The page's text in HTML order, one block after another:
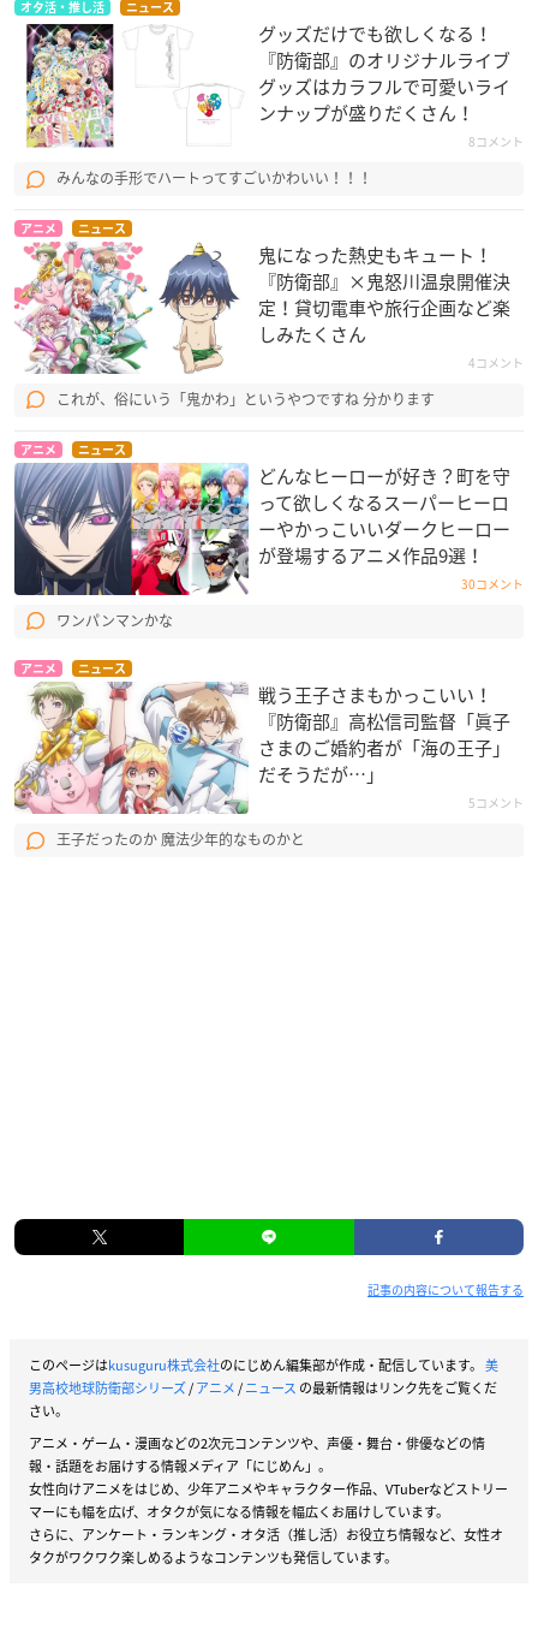
オタ活・推し活 ニュース
グッズだけでも欲しくなる！
『防衛部』のオリジナルライブ
グッズはカラフルで可愛いライ
ンナップが盛りだくさん！
8コメント
みんなの手形でハートってすごいかわいい！！！
アニメ ニュース
鬼になった熱史もキュート！
『防衛部』×鬼怒川温泉開催決
定！貸切電車や旅行企画など楽
しみたくさん
4コメント
これが、俗にいう「鬼かわ」というやつですね 分かります
アニメ ニュース
どんなヒーローが好き？町を守
って欲しくなるスーパーヒーロ
ーやかっこいいダークヒーロー
が登場するアニメ作品9選！
30コメント
ワンパンマンかな
アニメ ニュース
戦う王子さまもかっこいい！
『防衛部』高松信司監督「眞子
さまのご婚約者が「海の王子」
だそうだが…」
5コメント
王子だったのか 魔法少年的なものかと
記事の内容について報告する
このページはkusuguru株式会社のにじめん編集部が作成・配信しています。 美
男高校地球防衛部シリーズ/アニメ/ニュース の最新情報はリンク先をご覧くだ
さい。
アニメ・ゲーム・漫画などの2次元コンテンツや、声優・舞台・俳優などの情
報・話題をお届けする情報メディア「にじめん」。
女性向けアニメをはじめ、少年アニメやキャラクター作品、VTuberなどストリー
マーにも幅を広げ、オタクが気になる情報を幅広くお届けしています。
さらに、アンケート・ランキング・オタ活（推し活）お役立ち情報など、女性オ
タクがワクワク楽しめるようなコンテンツも発信しています。